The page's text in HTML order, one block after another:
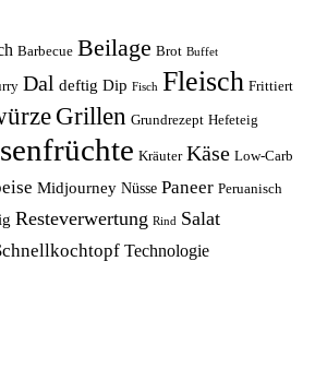
Barbecue Beilage Brot Buffet
Dal deftig Dip Fisch Fleisch Frittiert
Grillen Grundrezept Hefeteig
Kräuter Käse Low-Carb
Midjourney Nüsse Paneer Peruanisch
Resteverwertung Rind Salat
Technologie